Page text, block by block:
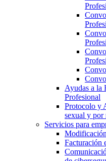
Ayudas a la
Profesional
Protocolo y
sexual y por
Servicios para
Facturación